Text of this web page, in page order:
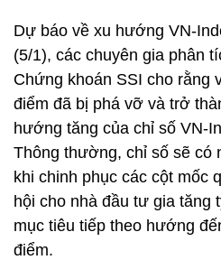
Dự báo về xu hướng VN-
(5/1), các chuyên gia phân
Chứng khoán SSI cho rằng
điểm đã bị phá vỡ và trở
hướng tăng của chỉ số VN-
Thông thường, chỉ số sẽ có
khi chinh phục các cột mốc
hội cho nhà đầu tư gia tăng
mục tiêu tiếp theo hướng
điểm.